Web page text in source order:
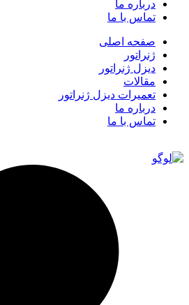
درباره ما
تماس با ما
صفحه اصلی
ژنراتور
دیزل ژنراتور
مقالات
تعمیرات دیزل ژنراتور
درباره ما
تماس با ما